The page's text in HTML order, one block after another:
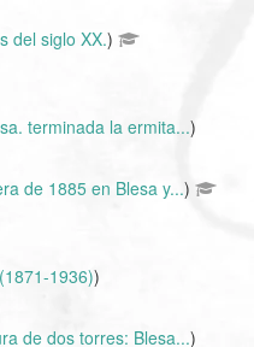
del siglo XX.)
terminada la ermita...)
de 1885 en Blesa y...)
1936))
de dos torres: Blesa...)